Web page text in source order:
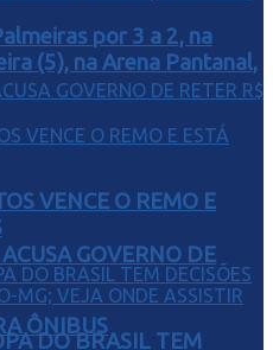
GOVERNO DE
ÔNIBUS
por 3 a 2, na
(5), na Arena Pantanal,
VENCE O REMO E
DO BRASIL TEM